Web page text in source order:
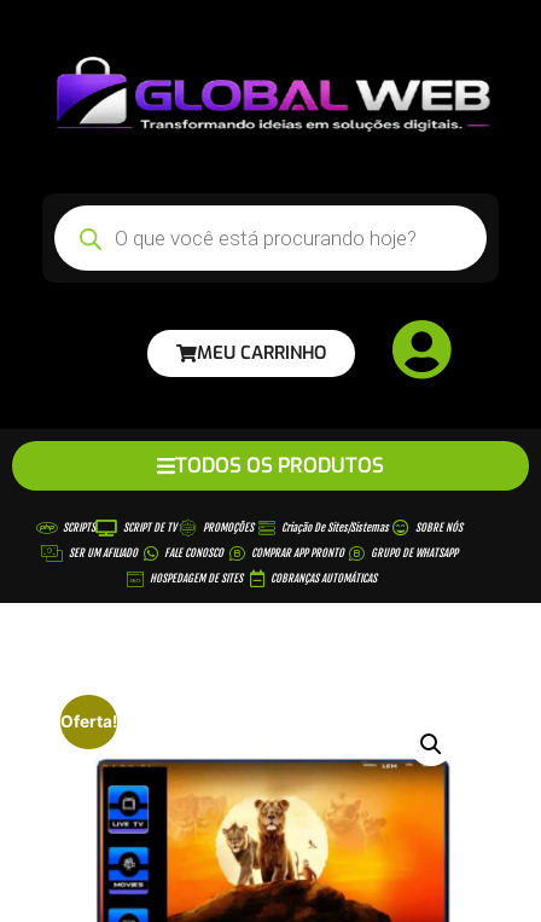
MEU CARRINHO
TODOS OS PRODUTOS
SCRIPTS SCRIPT DE TV PROMOÇÕES Criação De Sites/sistemas
SOBRE NÓS
SER UM AFILIADO
FALE CONOSCO COMPRAR APP PRONTO
GRUPO DE WHATSAPP
HOSPEDAGEM DE SITES
COBRANÇAS AUTOMÁTICAS
Oferta!